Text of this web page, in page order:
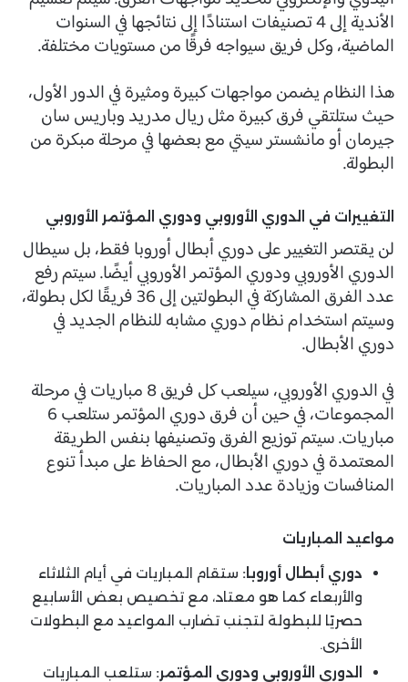
الأندية إلى 4 تصنيفات استنادًا إلى نتائجها في السنوات
الماضية، وكل فريق سيواجه فرقًا من مستويات مختلفة.
هذا النظام يضمن مواجهات كبيرة ومثيرة في الدور الأول،
حيث ستلتقي فرق كبيرة مثل ريال مدريد وباريس سان
جيرمان أو مانشستر سيتي مع بعضها في مرحلة مبكرة من
البطولة.
التغييرات في الدوري الأوروبي ودوري المؤتمر الأوروبي
لن يقتصر التغيير على دوري أبطال أوروبا فقط، بل سيطال
الدوري الأوروبي ودوري المؤتمر الأوروبي أيضًا. سيتم رفع
عدد الفرق المشاركة في البطولتين إلى 36 فريقًا لكل بطولة،
وسيتم استخدام نظام دوري مشابه للنظام الجديد في
دوري الأبطال.
في الدوري الأوروبي، سيلعب كل فريق 8 مباريات في مرحلة
المجموعات، في حين أن فرق دوري المؤتمر ستلعب 6
مباريات. سيتم توزيع الفرق وتصنيفها بنفس الطريقة
المعتمدة في دوري الأبطال، مع الحفاظ على مبدأ تنوع
المنافسات وزيادة عدد المباريات.
مواعيد المباريات
دوري أبطال أوروبا: ستقام المباريات في أيام الثلاثاء
والأربعاء كما هو معتاد، مع تخصيص بعض الأسابيع
حصريًا للبطولة لتجنب تضارب المواعيد مع البطولات
الأخرى.
الدوري الأوروبي ودوري المؤتمر: ستلعب المباريات